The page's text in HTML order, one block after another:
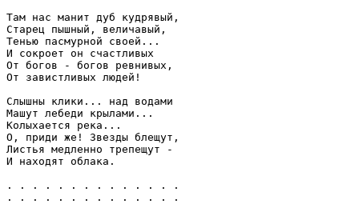
Там нас манит дуб кудрявый,
Старец пышный, величавый,
Тенью пасмурной своей...
И сокроет он счастливых
От богов - богов ревнивых,
От завистливых людей!
Слышны клики... над водами
Машут лебеди крылами...
Колыхается река...
О, приди же! Звезды блещут,
Листья медленно трепещут -
И находят облака.
. . . . . . . . . . . . . .
. . . . . . . . . . . . . .